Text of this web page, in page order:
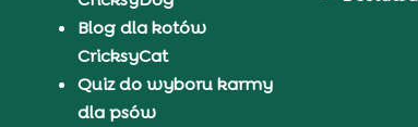
Blog dla kotów
CricksyCat
Quiz do wyboru karmy
dla psów